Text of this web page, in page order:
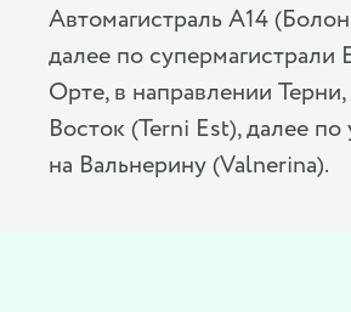
Автомагистраль A14
далее по супермагистрали
Орте, в направлении
Восток (Terni Est), далее по
на Вальнерину (Valnerina).